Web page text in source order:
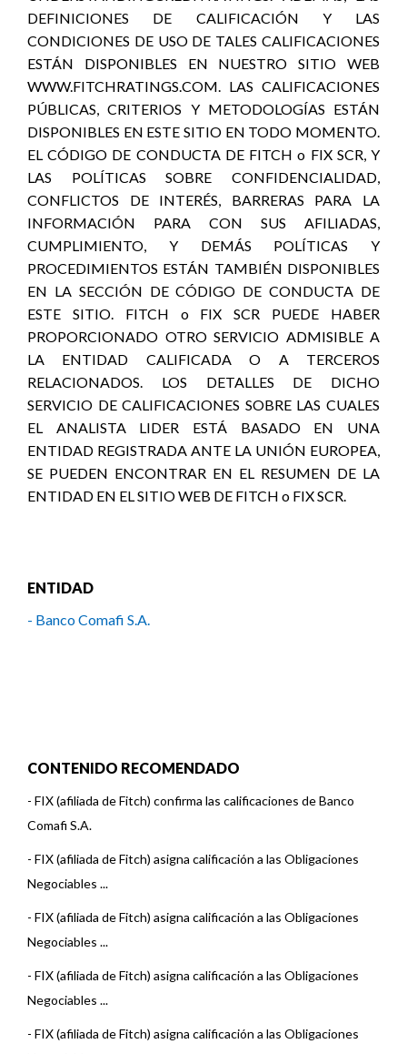
DEFINICIONES DE CALIFICACIÓN Y LAS
CONDICIONES DE USO DE TALES CALIFICACIONES
ESTÁN DISPONIBLES EN NUESTRO SITIO WEB
WWW.FITCHRATINGS.COM. LAS CALIFICACIONES
PÚBLICAS, CRITERIOS Y METODOLOGÍAS ESTÁN
DISPONIBLES EN ESTE SITIO EN TODO MOMENTO.
EL CÓDIGO DE CONDUCTA DE FITCH o FIX SCR, Y
LAS POLÍTICAS SOBRE CONFIDENCIALIDAD,
CONFLICTOS DE INTERÉS, BARRERAS PARA LA
INFORMACIÓN PARA CON SUS AFILIADAS,
CUMPLIMIENTO, Y DEMÁS POLÍTICAS Y
PROCEDIMIENTOS ESTÁN TAMBIÉN DISPONIBLES
EN LA SECCIÓN DE CÓDIGO DE CONDUCTA DE
ESTE SITIO. FITCH o FIX SCR PUEDE HABER
PROPORCIONADO OTRO SERVICIO ADMISIBLE A
LA ENTIDAD CALIFICADA O A TERCEROS
RELACIONADOS. LOS DETALLES DE DICHO
SERVICIO DE CALIFICACIONES SOBRE LAS CUALES
EL ANALISTA LIDER ESTÁ BASADO EN UNA
ENTIDAD REGISTRADA ANTE LA UNIÓN EUROPEA,
SE PUEDEN ENCONTRAR EN EL RESUMEN DE LA
ENTIDAD EN EL SITIO WEB DE FITCH o FIX SCR.
ENTIDAD
- Banco Comafi S.A.
CONTENIDO RECOMENDADO
- FIX (afiliada de Fitch) confirma las calificaciones de Banco
Comafi S.A.
- FIX (afiliada de Fitch) asigna calificación a las Obligaciones
Negociables ...
- FIX (afiliada de Fitch) asigna calificación a las Obligaciones
Negociables ...
- FIX (afiliada de Fitch) asigna calificación a las Obligaciones
Negociables ...
- FIX (afiliada de Fitch) asigna calificación a las Obligaciones